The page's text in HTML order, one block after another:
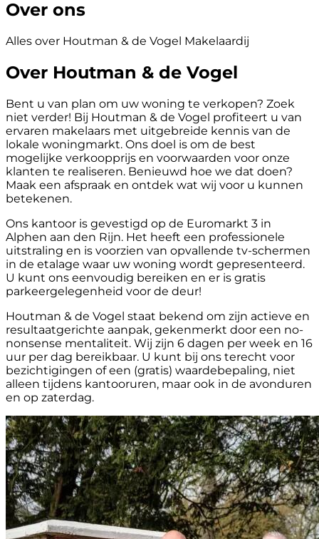
Over ons
Alles over Houtman & de Vogel Makelaardij
Over Houtman & de Vogel
Bent u van plan om uw woning te verkopen? Zoek
niet verder! Bij Houtman & de Vogel profiteert u van
ervaren makelaars met uitgebreide kennis van de
lokale woningmarkt. Ons doel is om de best
mogelijke verkoopprijs en voorwaarden voor onze
klanten te realiseren. Benieuwd hoe we dat doen?
Maak een afspraak en ontdek wat wij voor u kunnen
betekenen.
Ons kantoor is gevestigd op de Euromarkt 3 in
Alphen aan den Rijn. Het heeft een professionele
uitstraling en is voorzien van opvallende tv-schermen
in de etalage waar uw woning wordt gepresenteerd.
U kunt ons eenvoudig bereiken en er is gratis
parkeergelegenheid voor de deur!
Houtman & de Vogel staat bekend om zijn actieve en
resultaatgerichte aanpak, gekenmerkt door een no-
nonsense mentaliteit. Wij zijn 6 dagen per week en 16
uur per dag bereikbaar. U kunt bij ons terecht voor
bezichtigingen of een (gratis) waardebepaling, niet
alleen tijdens kantooruren, maar ook in de avonduren
en op zaterdag.